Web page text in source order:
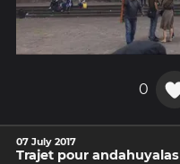
0
07 July 2017
Trajet pour andahuyalas